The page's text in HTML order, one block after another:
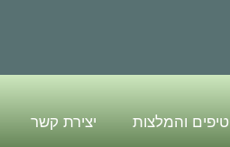
טיפים והמלצות יצירת קשר